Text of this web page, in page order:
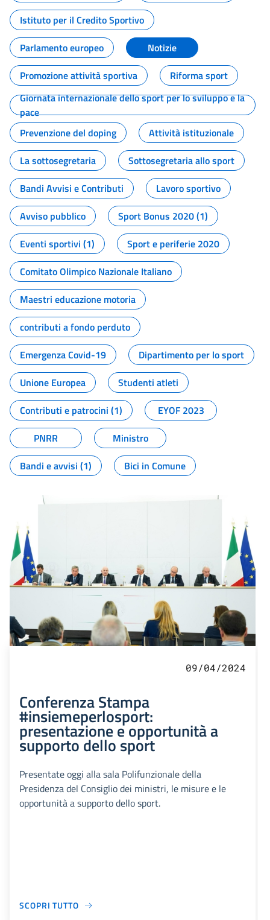
Istituto per il Credito Sportivo
Parlamento europeo
Notizie
Promozione attività sportiva
Riforma sport
Giornata internazionale dello sport per lo sviluppo e la
pace
Prevenzione del doping
Attività istituzionale
La sottosegretaria
Sottosegretaria allo sport
Bandi Avvisi e Contributi
Lavoro sportivo
Avviso pubblico
Sport Bonus 2020 (1)
Eventi sportivi (1)
Sport e periferie 2020
Comitato Olimpico Nazionale Italiano
Maestri educazione motoria
contributi a fondo perduto
Emergenza Covid-19
Dipartimento per lo sport
Unione Europea
Studenti atleti
Contributi e patrocini (1)
EYOF 2023
PNRR
Ministro
Bandi e avvisi (1)
Bici in Comune
09/04/2024
Conferenza Stampa
#insiemeperlosport:
presentazione e opportunità a
supporto dello sport
Presentate oggi alla sala Polifunzionale della
Presidenza del Consiglio dei ministri, le misure e le
opportunità a supporto dello sport.
SCOPRI TUTTO